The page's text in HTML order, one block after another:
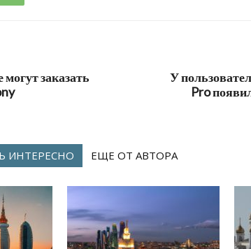
заказать
У
Pro
ИНТЕРЕСНО ЕЩЕ ОТ АВТОРА